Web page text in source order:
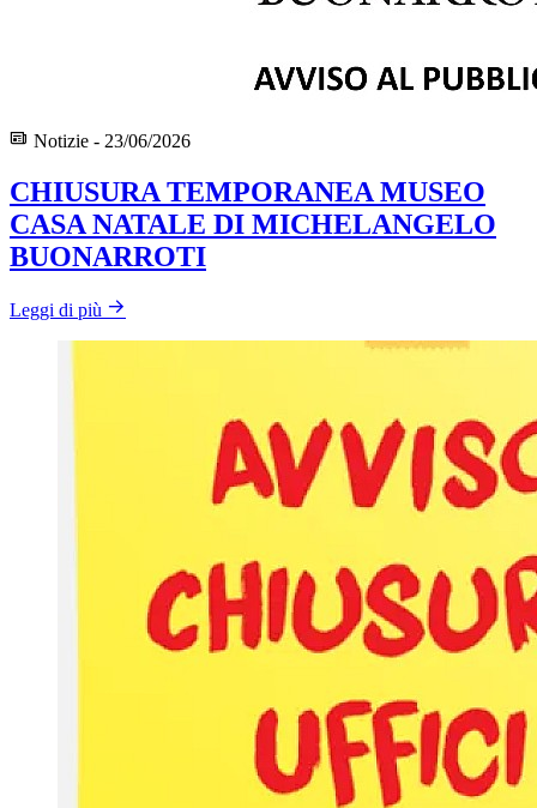
Notizie - 23/06/2026
CHIUSURA TEMPORANEA MUSEO
CASA NATALE DI MICHELANGELO
BUONARROTI
Leggi di più